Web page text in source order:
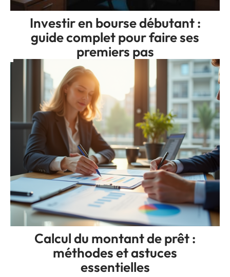
Investir en bourse débutant :
guide complet pour faire ses
premiers pas
Calcul du montant de prêt :
méthodes et astuces
essentielles